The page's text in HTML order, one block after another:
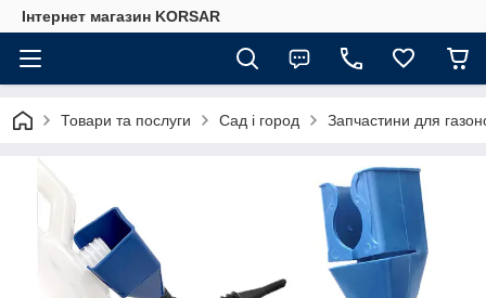
Iнтернет магазин KORSAR
Товари та послуги Сад і город Запчастини для